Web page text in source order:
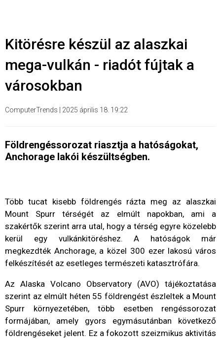
Kitörésre készül az alaszkai
mega-vulkán - riadót fújtak a
városokban
ComputerTrends 2025 április 18. 19:22
Földrengéssorozat riasztja a hatóságokat,
Anchorage lakói készültségben.
Több tucat kisebb földrengés rázta meg az alaszkai
Mount Spurr térségét az elmúlt napokban, ami a
szakértők szerint arra utal, hogy a térség egyre közelebb
kerül egy vulkánkitöréshez. A hatóságok már
megkezdték Anchorage, a közel 300 ezer lakosú város
felkészítését az esetleges természeti katasztrófára.
Az Alaska Volcano Observatory (AVO) tájékoztatása
szerint az elmúlt héten 55 földrengést észleltek a Mount
Spurr környezetében, több esetben rengéssorozat
formájában, amely gyors egymásutánban következő
földrengéseket jelent. Ez a fokozott szeizmikus aktivitás